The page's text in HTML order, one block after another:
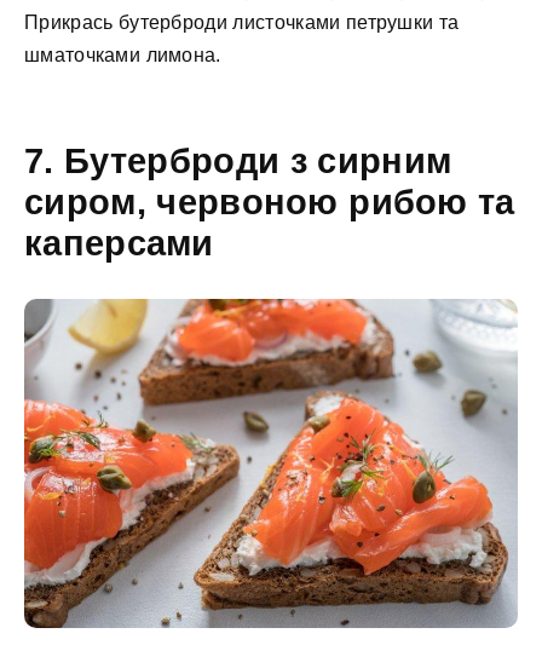
Прикрась бутерброди листочками петрушки та
шматочками лимона.
7. Бутерброди з сирним
сиром, червоною рибою та
каперсами